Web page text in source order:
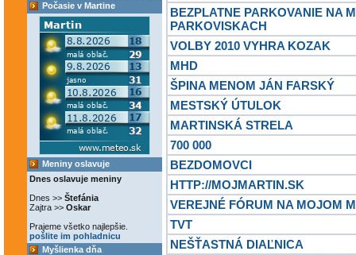
Počasie v Martine
Meniny oslavuje
Dnes oslavuje meniny
Dnes >> Štefánia
Zajtra >> Oskar
Prajeme všetko najlepšie.
pošlite im pohladnicu
Myšlienka dňa
BEZPLATNE PARKOVANIE NA
PARKOVISKACH
VOLBY 2010 VYHRA KOZAK
MHD
ŠPINA MENOM JÁN FARSKÝ
MESTSKÝ ÚTULOK
MARTINSKÁ STRELA
700 000
BEZDOMOVCI
HTTP://MOJMARTIN.SK
VEREJNÉ FÓRUM NA MOJOM
TVT
NEŠŤASTNÁ DIAĽNICA